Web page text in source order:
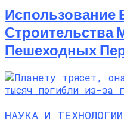
Использование
Строительства
Пешеходных
НАУКА И ТЕХНОЛОГИИ